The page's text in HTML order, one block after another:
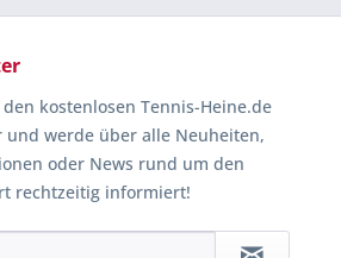
kostenlosen Tennis-Heine.de
und werde über alle Neuheiten,
oder News rund um den
rechtzeitig informiert!